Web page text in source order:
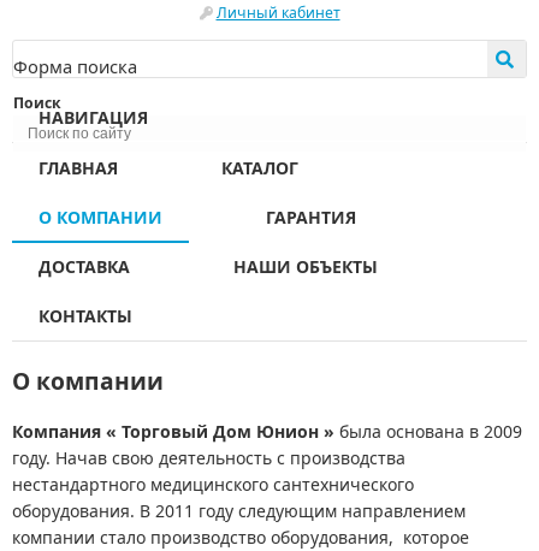
Личный кабинет
Форма поиска
Поиск
НАВИГАЦИЯ
ГЛАВНАЯ КАТАЛОГ
О КОМПАНИИ ГАРАНТИЯ
ДОСТАВКА НАШИ ОБЪЕКТЫ
КОНТАКТЫ
О компании
Компания « Торговый Дом Юнион » была основана в 2009
году. Начав свою деятельность с производства
нестандартного медицинского сантехнического
оборудования. В 2011 году следующим направлением
компании стало производство оборудования, которое